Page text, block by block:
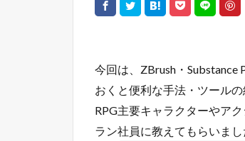
今回は、ZBrush・
おくと便利な手法・ツールの
RPG主要キャラクターやア
ラン社員に教えてもらいまし